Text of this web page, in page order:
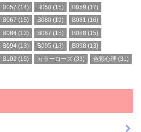
B057 (14) B058 (15) B059 (17)
B067 (15) B080 (19) B081 (16)
B084(13) B087 (15) B088 (15)
B094(13) B095 (13) B098 (13)
B102 (15) カラーローズ (33) 色彩心理 (31)